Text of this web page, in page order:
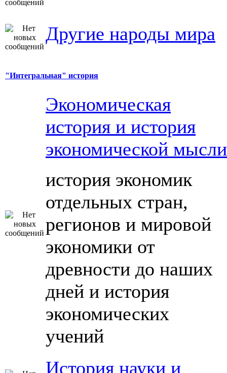
Другие народы мира
"Интегральная" история
Экономическая
история и история
экономической мысли
история экономик
отдельных стран,
регионов и мировой
экономики от
древности до наших
дней и история
экономических
учений
История науки и